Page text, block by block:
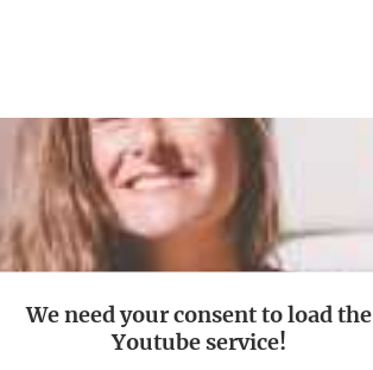
We need your consent to load the
Youtube service!